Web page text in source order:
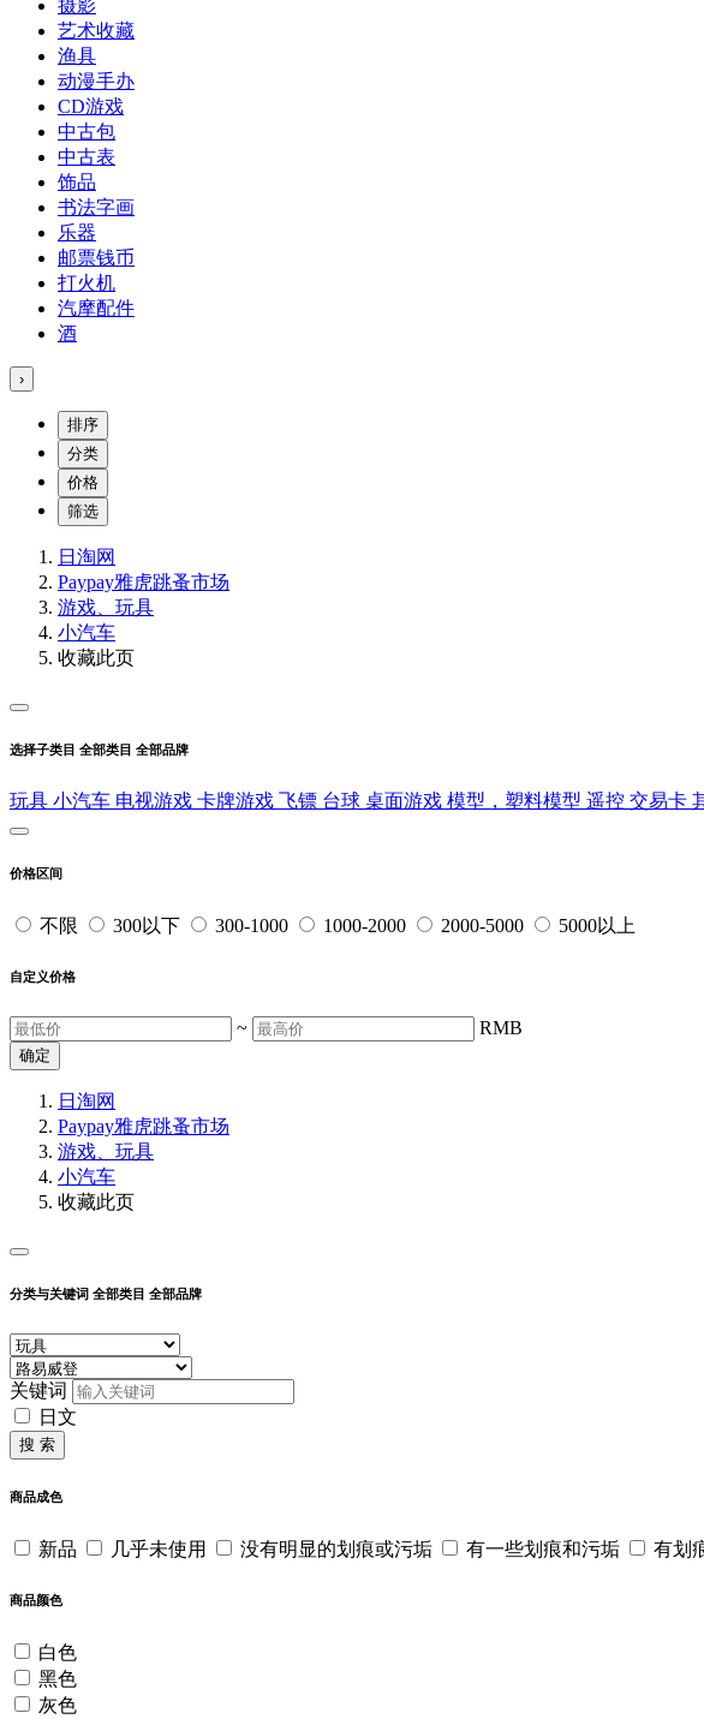
摄影
艺术收藏
渔具
动漫手办
CD游戏
中古包
中古表
饰品
书法字画
乐器
邮票钱币
打火机
汽摩配件
酒
›
排序
分类
价格
筛选
日淘网
Paypay雅虎跳蚤市场
游戏、玩具
小汽车
收藏此页
选择子类目 全部类目 全部品牌
玩具 小汽车 电视游戏 卡牌游戏 飞镖 台球 桌面游戏 模型，塑料模型 遥控 交易卡
价格区间
不限 300以下 300-1000 1000-2000 2000-5000 5000以上
自定义价格
~ RMB
确定
日淘网
Paypay雅虎跳蚤市场
游戏、玩具
小汽车
收藏此页
分类与关键词 全部类目 全部品牌
关键词
日文
搜 索
商品成色
新品 几乎未使用 没有明显的划痕或污垢 有一些划痕和污垢 有划
商品颜色
白色
黑色
灰色